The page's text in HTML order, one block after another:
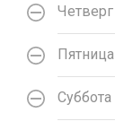
Четверг
Пятница
Суббота